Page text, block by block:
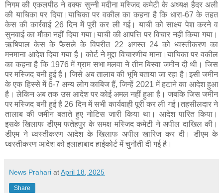
निगम की एकलपीठ ने वक्फ सुन्नी मदीना मस्जिद कमेटी के अध्यक्ष हैदर अली
की याचिका पर दिया।याचिका पर वकील का कहना है कि धारा-67 के तहत
केस की कार्रवाई 26 दिन में पूरी कर ली गई। याची को साक्ष्य पेश करने व
सुनवाई का मौका नहीं दिया गया।याची की आपत्ति पर विचार नहीं किया गया।
ऋषिपाल केस के फैसले के विपरीत 22 अगस्त 24 को ध्वस्तीकरण का
मनमाना आदेश दिया गया है। कोर्ट ने मुद्दा विचारणीय माना।याचिका पर वकील
का कहना है कि 1976 में ग्राम सभा मलवा ने तीन बिस्वा जमीन दी थी। जिस
पर मस्जिद बनी हुई है। जिसे अब तालाब की भूमि बताया जा रहा है।इसी जमीन
के एक हिस्से में 6-7 अन्य लोग काबिज हैं, जिन्हें 2021 में हटाने का आदेश हुआ
है। लेकिन अब तक उस आदेश पर कोई अमल नहीं हुआ है। जबकि जिस जमीन
पर मस्जिद बनी हुई है 26 दिन में सभी कार्यवाही पूरी कर ली गई।तहसीलदार ने
तालाब की जमीन बताते हुए नोटिस जारी किया था। आदेश पारित किया।
इसके खिलाफ डीएम फतेहपुर के समक्ष मस्जिद कमेटी ने अपील दाखिल की।
डीएम ने ध्वस्तीकरण आदेश के खिलाफ अपील खारिज कर दी। डीएम के
ध्वस्तीकरण आदेश को इलाहाबाद हाईकोर्ट में चुनौती दी गई है।
News Prahari atApril 18, 2025
Share